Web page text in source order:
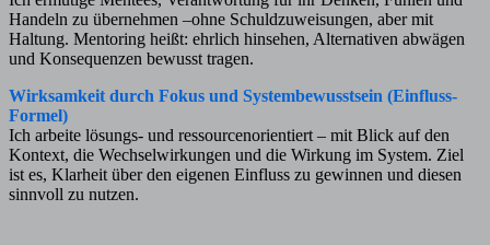
Handeln zu übernehmen –ohne Schuldzuweisungen, aber mit
Haltung. Mentoring heißt: ehrlich hinsehen, Alternativen abwägen
und Konsequenzen bewusst tragen.
Wirksamkeit durch Fokus und Systembewusstsein (Einfluss-
Formel)
Ich arbeite lösungs- und ressourcenorientiert – mit Blick auf den
Kontext, die Wechselwirkungen und die Wirkung im System. Ziel
ist es, Klarheit über den eigenen Einfluss zu gewinnen und diesen
sinnvoll zu nutzen.